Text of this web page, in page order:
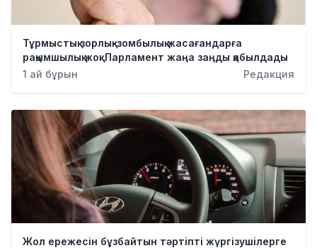
Тұрмыстық зорлық-зомбылық жасағандарға
рақымшылық жоқ: Парламент жаңа заңды қабылдады
1 ай бұрын
Редакция
Жол ережесін бұзбайтын тәртіпті жүргізушілерге